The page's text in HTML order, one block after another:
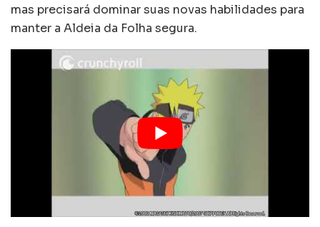
mas precisará dominar suas novas habilidades para
manter a Aldeia da Folha segura.